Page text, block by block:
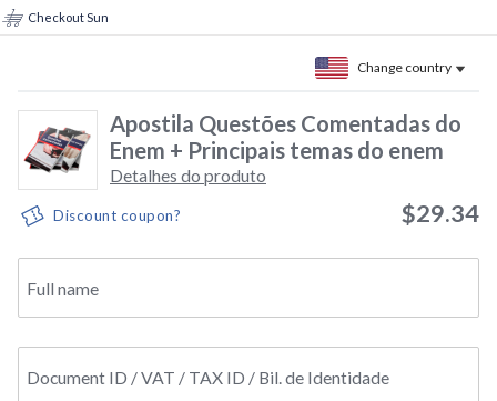
Checkout Sun
Change country
Apostila Questões Comentadas do
Enem + Principais temas do enem
Detalhes do produto
Discount coupon? $29.34
Full name
Document ID / VAT / TAX ID / Bil. de Identidade